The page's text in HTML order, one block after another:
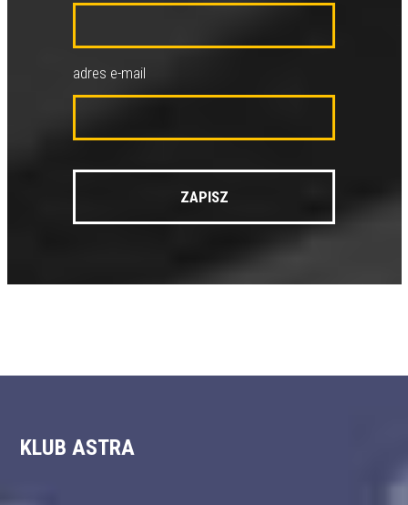
adres e-mail
KLUB ASTRA